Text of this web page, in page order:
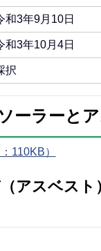
和3年9月10日
和3年10月4日
択
ーラーと
110KB）
アスベス